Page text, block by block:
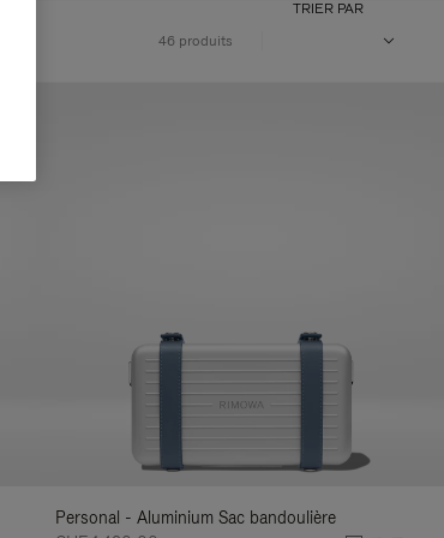
46 produits
TRIER PAR
Personal - Aluminium Sac bandoulière